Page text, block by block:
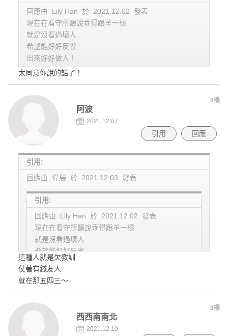
回應由 Lily Han 於 2021.12.02 發表
現在在看守所聽說乖得跟羊一樣
就是沒看過壞人
希望能好好反省
出來好好做人！
太同意你說的話了！
8樓
阿波
2021.12.07
引用 回應
引用:
回應由 偉展 於 2021.12.03 發表
引用:
回應由 Lily Han 於 2021.12.02 發表
現在在看守所聽說乖得跟羊一樣
就是沒看過壞人
希望能好好反省
出來好好做人！
太同意你說的話了！
這種人就是欠教訓
仗著有錢友人
就在那五四三～
9樓
西西南南北
2021.12.10